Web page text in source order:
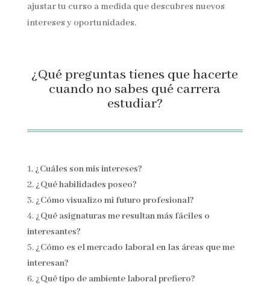
ajustar tu curso a medida que descubres nuevos
intereses y oportunidades.
¿Qué preguntas tienes que hacerte
cuando no sabes qué carrera
estudiar?
¿Cuáles son mis intereses?
¿Qué habilidades poseo?
¿Cómo visualizo mi futuro profesional?
¿Qué asignaturas me resultan más fáciles o
interesantes?
¿Cómo es el mercado laboral en las áreas que me
interesan?
¿Qué tipo de ambiente laboral prefiero?